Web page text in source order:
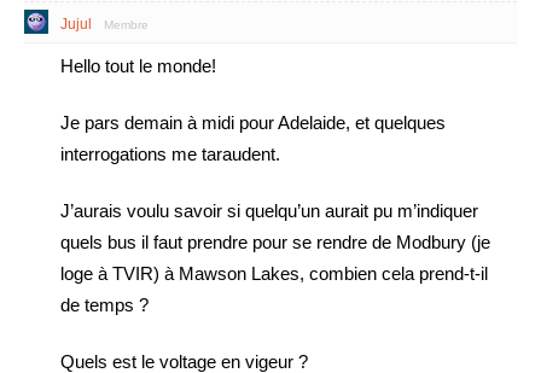
Jujul Membre
Hello tout le monde!
Je pars demain à midi pour Adelaide, et quelques
interrogations me taraudent.
J’aurais voulu savoir si quelqu’un aurait pu m’indiquer
quels bus il faut prendre pour se rendre de Modbury (je
loge à TVIR) à Mawson Lakes, combien cela prend-t-il
de temps ?
Quels est le voltage en vigeur ?